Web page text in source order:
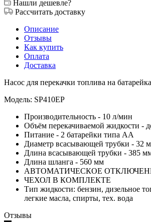
Нашли дешевле?
Рассчитать доставку
Описание
Отзывы
Как купить
Оплата
Доставка
Насос для перекачки топлива на
Mодель: SP410EP
Производительность - 10 л/мин
Объём перекачиваемой жидкости -
Питание - 2 батарейки типа АА
Диаметр всасывающей трубки - 32
Длина всасывающей трубки - 385
Длина шланга - 560 мм
АВТОМАТИЧЕСКОЕ
ЧЕХОЛ В КОМПЛЕКТЕ
Тип жидкости: бензин, дизельное
легкие масла, спирты, тех. вода
Отзывы